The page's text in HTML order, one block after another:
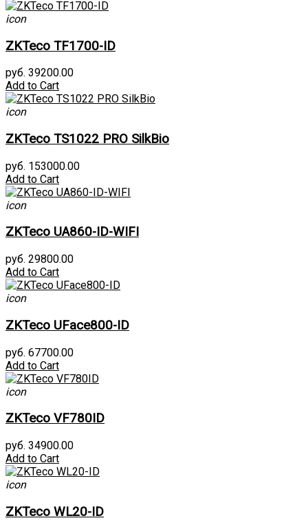
icon
ZKTeco TF1700-ID
руб. 39200.00
Add to Cart
icon
ZKTeco TS1022 PRO SilkBio
руб. 153000.00
Add to Cart
icon
ZKTeco UA860-ID-WIFI
руб. 29800.00
Add to Cart
icon
ZKTeco UFace800-ID
руб. 67700.00
Add to Cart
icon
ZKTeco VF780ID
руб. 34900.00
Add to Cart
icon
ZKTeco WL20-ID